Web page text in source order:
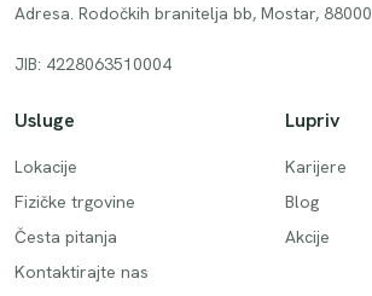
Adresa. Rodočkih branitelja bb, Mostar, 88000
JIB: 4228063510004
Usluge
Lokacije
Fizičke trgovine
Česta pitanja
Kontaktirajte nas
Lupriv
Karijere
Blog
Akcije